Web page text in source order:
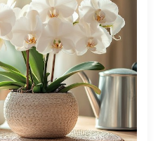
d’appoint : lequel
électrique ou gaz : que
?